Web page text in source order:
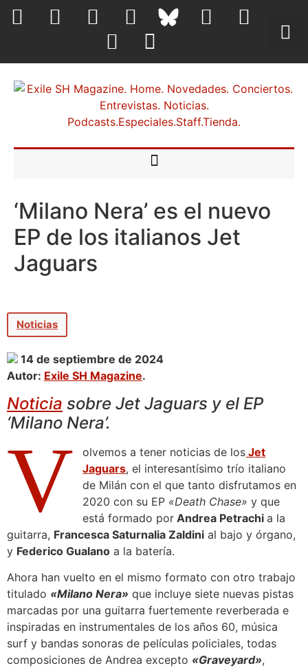
‘Milano Nera’ es el nuevo
EP de los italianos Jet
Jaguars
Noticias
14 de septiembre de 2024
Autor: Exile SH Magazine.
Noticia sobre Jet Jaguars y el EP
‘Milano Nera’.
V olvemos a tener noticias de los Jet
Jaguars, el interesantísimo trío italiano
de Milán con el que tanto disfrutamos en
2020 con su EP «Death Chase» y que
está formado por Andrea Petrachia la
guitarra, Francesca Saturnalia Zaldini al bajo y órgano,
y Federico Gualano a la batería.
Ahora han vuelto en el mismo formato con otro trabajo
titulado «Milano Nera» que incluye siete nuevas pistas
marcadas por una guitarra fuertemente reverberada e
inspiradas en instrumentales de los años 60, música
surf y bandas sonoras de películas policiales, todas
composiciones de Andrea excepto «Graveyard»,